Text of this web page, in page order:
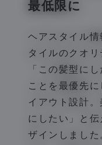
最低限に
ヘアスタイル
タイルのクオリ
「この髪型に
ことを最優先
イアウト設計
にしたい」と
ザインしました